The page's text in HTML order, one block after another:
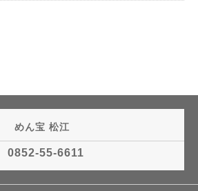
めん宝 松江
0852-55-6611